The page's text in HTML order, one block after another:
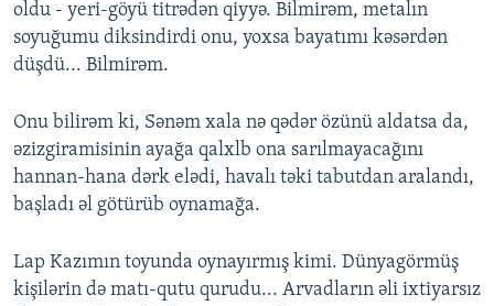
oldu - yeri-göyü titrədən qiyyə. Bilmirəm, metalın
soyuğumu diksindirdi onu, yoxsa bayatımı kəsərdən
düşdü... Bilmirəm.
Onu bilirəm ki, Sənəm xala nə qədər özünü aldatsa da,
əzizgiramisinin ayağa qalxlb ona sarılmayacağını
hannan-hana dərk elədi, havalı təki tabutdan aralandı,
başladı əl götürüb oynamağa.
Lap Kazımın toyunda oynayırmış kimi. Dünyagörmüş
kişilərin də matı-qutu qurudu... Arvadların əli ixtiyarsız